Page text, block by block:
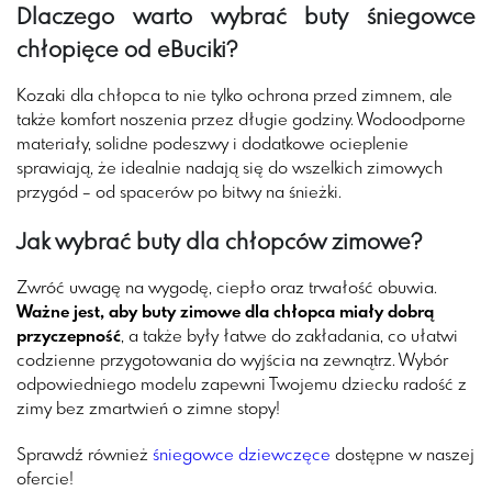
Dlaczego warto wybrać buty śniegowce
chłopięce od eBuciki?
Kozaki dla chłopca to nie tylko ochrona przed zimnem, ale
także komfort noszenia przez długie godziny. Wodoodporne
materiały, solidne podeszwy i dodatkowe ocieplenie
sprawiają, że idealnie nadają się do wszelkich zimowych
przygód – od spacerów po bitwy na śnieżki.
Jak wybrać buty dla chłopców zimowe?
Zwróć uwagę na wygodę, ciepło oraz trwałość obuwia.
Ważne jest, aby buty zimowe dla chłopca miały dobrą
przyczepność, a także były łatwe do zakładania, co ułatwi
codzienne przygotowania do wyjścia na zewnątrz. Wybór
odpowiedniego modelu zapewni Twojemu dziecku radość z
zimy bez zmartwień o zimne stopy!
Sprawdź również śniegowce dziewczęce dostępne w naszej
ofercie!